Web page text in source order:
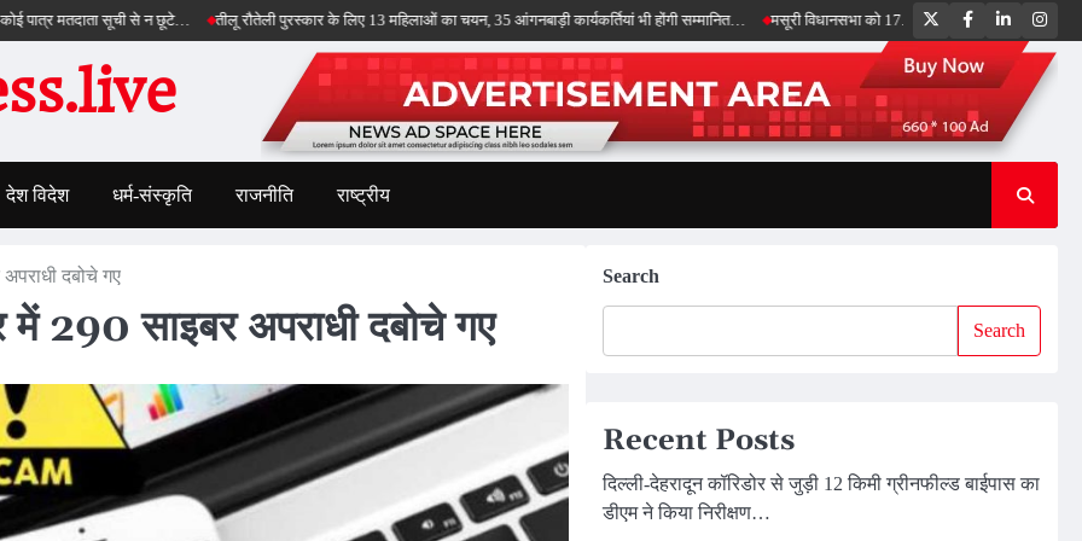
सूची से न छूटे… तीलू रौतेली पुरस्कार के लिए 13 महिलाओं का चयन, 35 आंगनबाड़ी कार्यकर्तियां भी होंगी सम्मानित… मसूरी विधानसभा को 17.80 करोड़ की विकास योजनाओं की सौगात,
TwitterFacebookLinkedIn
देश विदेश धर्म-संस्कृति राजनीति राष्ट्रीय
दबोचे गए
में 290 साइबर अपराधी दबोचे गए
Search
Search
Recent Posts
दिल्ली-देहरादून कॉरिडोर से जुड़ी 12 किमी ग्रीनफील्ड बाईपास का
डीएम ने किया निरीक्षण…